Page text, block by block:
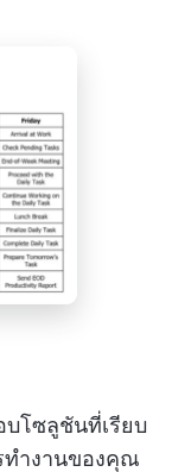
บโซลูชันที่เรียบ
ทำงานของคุณ